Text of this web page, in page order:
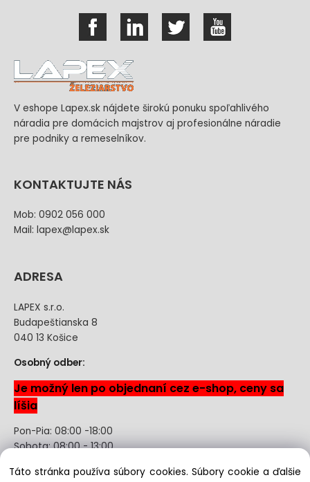
V eshope Lapex.sk nájdete širokú ponuku spoľahlivého
náradia pre domácich majstrov aj profesionálne náradie
pre podniky a remeselníkov.
KONTAKTUJTE NÁS
Mob: 0902 056 000
Mail: lapex@lapex.sk
ADRESA
LAPEX s.r.o.
Budapeštianska 8
040 13 Košice
Osobný odber:
Je možný len po objednaní cez e-shop, ceny sa
líšia
Pon-Pia: 08:00 -18:00
Sobota: 08:00 - 13:00
Táto stránka používa súbory cookies. Súbory cookie a ďalšie